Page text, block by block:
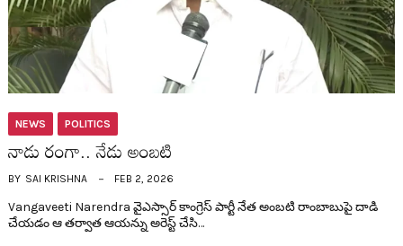
NEWS POLITICS
నాడు రంగా.. నేడు అంబ‌టి
BY SAI KRISHNA FEB 2, 2026
Vangaveeti Narendra వైఎస్సార్ కాంగ్రెస్ పార్టీ నేత అంబ‌టి రాంబాబుపై దాడి
చేయడం ఆ త‌ర్వాత ఆయ‌న్ను అరెస్ట్ చేసి…